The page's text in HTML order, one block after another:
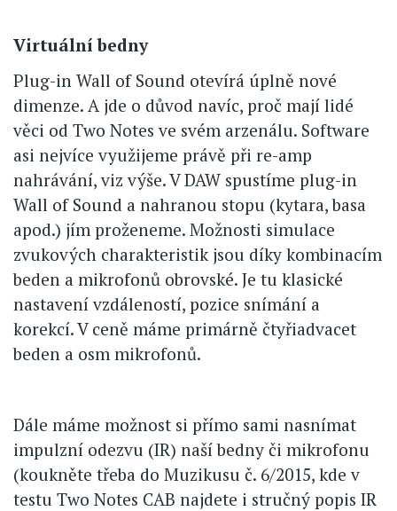
Virtuální bedny
Plug-in Wall of Sound otevírá úplně nové
dimenze. A jde o důvod navíc, proč mají lidé
věci od Two Notes ve svém arzenálu. Software
asi nejvíce využijeme právě při re-amp
nahrávání, viz výše. V DAW spustíme plug-in
Wall of Sound a nahranou stopu (kytara, basa
apod.) jím proženeme. Možnosti simulace
zvukových charakteristik jsou díky kombinacím
beden a mikrofonů obrovské. Je tu klasické
nastavení vzdáleností, pozice snímání a
korekcí. V ceně máme primárně čtyřiadvacet
beden a osm mikrofonů.
Dále máme možnost si přímo sami nasnímat
impulzní odezvu (IR) naší bedny či mikrofonu
(koukněte třeba do Muzikusu č. 6/2015, kde v
testu Two Notes CAB najdete i stručný popis IR